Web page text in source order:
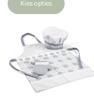
Kies opties